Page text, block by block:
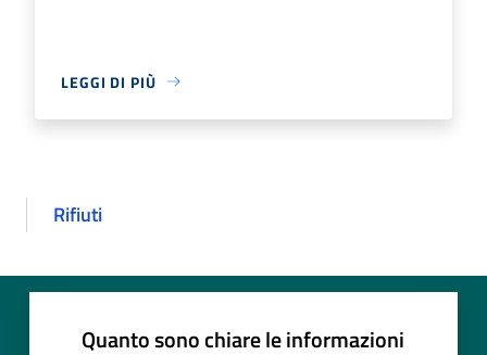
LEGGI DI PIÙ
Rifiuti
Quanto sono chiare le informazioni